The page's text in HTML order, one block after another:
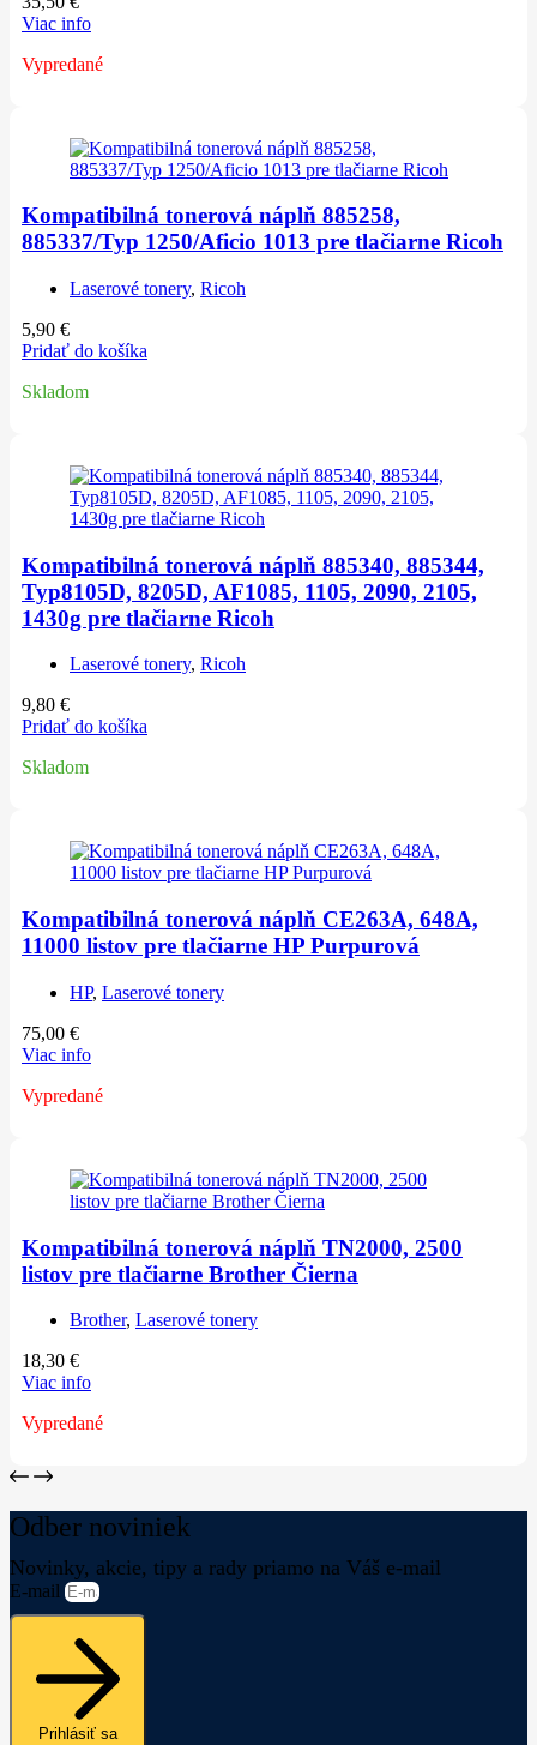
Viac info
Vypredané
Kompatibilná tonerová náplň 885258,
885337/Typ 1250/Aficio 1013 pre tlačiarne Ricoh
Laserové tonery, Ricoh
5,90 €
Pridať do košíka
Skladom
Kompatibilná tonerová náplň 885340, 885344,
Typ8105D, 8205D, AF1085, 1105, 2090, 2105,
1430g pre tlačiarne Ricoh
Laserové tonery, Ricoh
9,80 €
Pridať do košíka
Skladom
Kompatibilná tonerová náplň CE263A, 648A,
11000 listov pre tlačiarne HP Purpurová
HP, Laserové tonery
75,00 €
Viac info
Vypredané
Kompatibilná tonerová náplň TN2000, 2500
listov pre tlačiarne Brother Čierna
Brother, Laserové tonery
18,30 €
Viac info
Vypredané
Odber noviniek
Novinky, akcie, tipy a rady priamo na Váš e-mail
E-mail
Prihlásiť sa